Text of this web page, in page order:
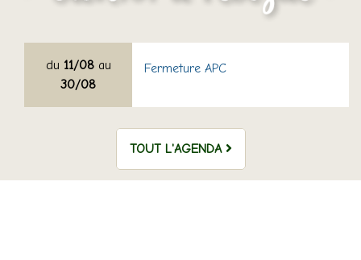
du 11/08au
30/08
Fermeture APC
TOUT L'AGENDA